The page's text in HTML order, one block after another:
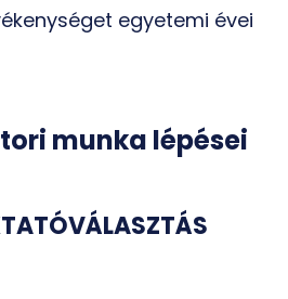
egyetemi évei
munka lépései